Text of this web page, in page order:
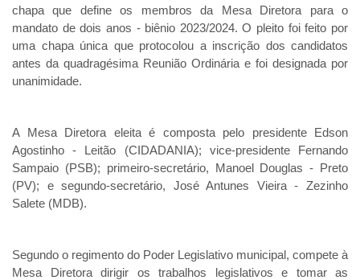
chapa que define os membros da Mesa Diretora para o
mandato de dois anos - biênio 2023/2024. O pleito foi feito por
uma chapa única que protocolou a inscrição dos candidatos
antes da quadragésima Reunião Ordinária e foi designada por
unanimidade.
A Mesa Diretora eleita é composta pelo presidente Edson
Agostinho - Leitão (CIDADANIA); vice-presidente Fernando
Sampaio (PSB); primeiro-secretário, Manoel Douglas - Preto
(PV); e segundo-secretário, José Antunes Vieira - Zezinho
Salete (MDB).
Segundo o regimento do Poder Legislativo municipal, compete à
Mesa Diretora dirigir os trabalhos legislativos e tomar as